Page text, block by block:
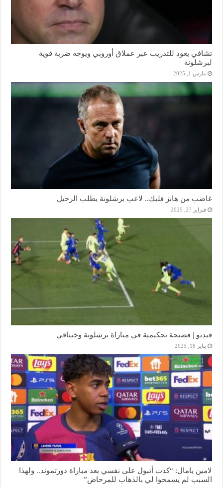
تشافي يعود للتدريب عبر عملاق أوروبي ويوجه ضربة قوية
لبرشلونة
مارس 1, 2025
غاضب من هانز فليك.. لاعب برشلونة يطلب الرحيل
فبراير 27, 2025
فيديو | فضيحة تحكيمية في مباراة برشلونة وخيتافي
يناير 18, 2025
لامين يامال: “كدت أتبول على نفسي بعد مباراة دورتموند.. ولهذا
السبب لم يسمحوا لي بالذهاب للمرحاض”